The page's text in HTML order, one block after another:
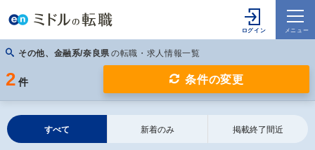
その他、金融系/奈良県 の転職・求人情報一覧
2 件 条件の変更
すべて 新着のみ 掲載終了間近